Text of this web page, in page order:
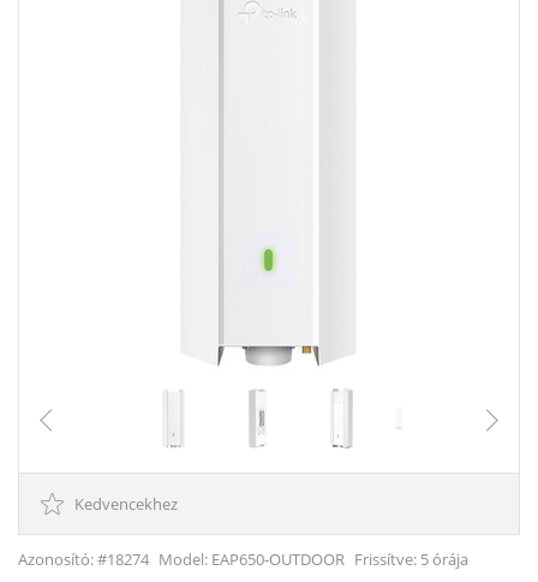
Kedvencekhez
Azonosító: #18274 Model: EAP650-OUTDOOR Frissítve: 5 órája